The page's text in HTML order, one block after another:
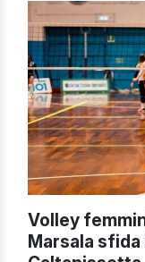
Volley
Marsala sfida